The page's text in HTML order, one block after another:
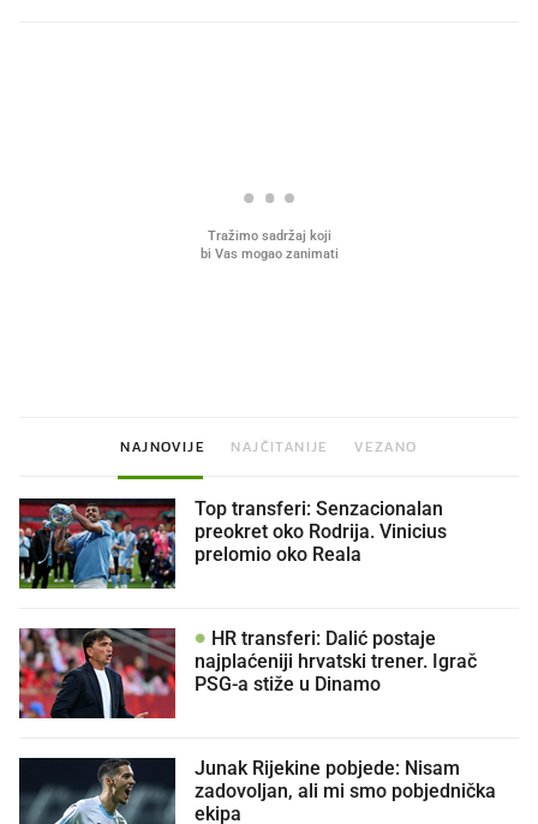
NAJNOVIJE NAJČITANIJE VEZANO
Top transferi: Senzacionalan
preokret oko Rodrija. Vinicius
prelomio oko Reala
HR transferi: Dalić postaje
najplaćeniji hrvatski trener. Igrač
PSG-a stiže u Dinamo
Junak Rijekine pobjede: Nisam
zadovoljan, ali mi smo pobjednička
ekipa